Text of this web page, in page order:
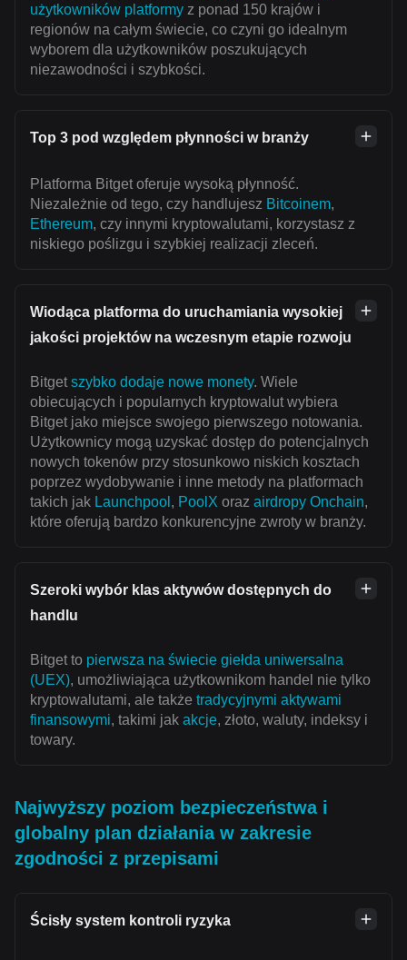
użytkowników platformy z ponad 150 krajów i
regionów na całym świecie, co czyni go idealnym
wyborem dla użytkowników poszukujących
niezawodności i szybkości.
Top 3 pod względem płynności w branży
Platforma Bitget oferuje wysoką płynność.
Niezależnie od tego, czy handlujesz Bitcoinem,
Ethereum, czy innymi kryptowalutami, korzystasz z
niskiego poślizgu i szybkiej realizacji zleceń.
Wiodąca platforma do uruchamiania wysokiej
jakości projektów na wczesnym etapie rozwoju
Bitget szybko dodaje nowe monety. Wiele
obiecujących i popularnych kryptowalut wybiera
Bitget jako miejsce swojego pierwszego notowania.
Użytkownicy mogą uzyskać dostęp do potencjalnych
nowych tokenów przy stosunkowo niskich kosztach
poprzez wydobywanie i inne metody na platformach
takich jak Launchpool , PoolX oraz airdropy Onchain,
które oferują bardzo konkurencyjne zwroty w branży.
Szeroki wybór klas aktywów dostępnych do
handlu
Bitget to pierwsza na świecie giełda uniwersalna
(UEX), umożliwiająca użytkownikom handel nie tylko
kryptowalutami, ale także tradycyjnymi aktywami
finansowymi, takimi jak akcje, złoto, waluty, indeksy i
towary.
Najwyższy poziom bezpieczeństwa i
globalny plan działania w zakresie
zgodności z przepisami
Ścisły system kontroli ryzyka